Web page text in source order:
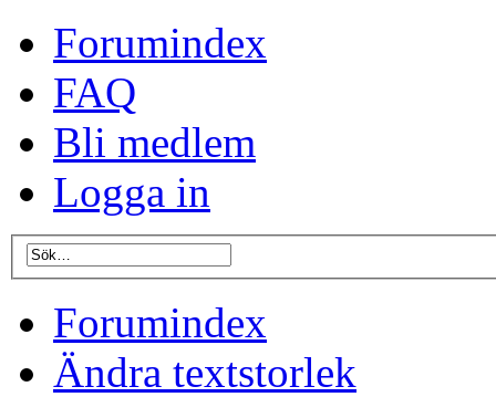
Forumindex
FAQ
Bli medlem
Logga in
Forumindex
Ändra textstorlek